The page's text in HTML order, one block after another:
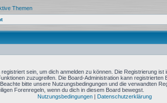
Themen
sein, um dich anmelden zu können. Die Registrierung ist
zuzugreifen. Die Board-Administration kann registrierten
bitte unsere Nutzungsbedingungen und die verwandten
Forenregeln, wenn du dich in diesem Board bewegst.
Nutzungsbedingungen| Datenschutzerklärung